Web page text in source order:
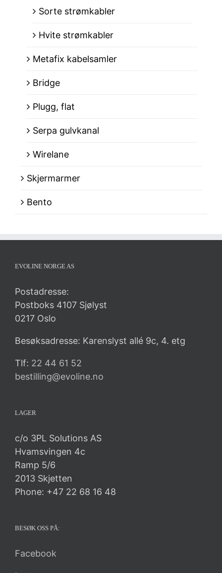
Sorte strømkabler
Hvite strømkabler
Metafix kabelsamler
Bridge
Plugg, flat
Serpa gulvkanal
Wirelane
Skjermarmer
Bento
EVOLINE NORGE AS
Postadresse:
Postboks 4107 Sjølyst
0217 Oslo
Besøksadresse: Karenslyst allé 9c, 4. etg
Tlf: 22 44 61 52
bestilling@evoline.no
LAGER
c/o 3PL Solutions AS
Hvamsvingen 4c
Ramp 5/6
2013 Skjetten
Phone: +47 22 68 16 48
BESØK OSS PÅ:
Facebook